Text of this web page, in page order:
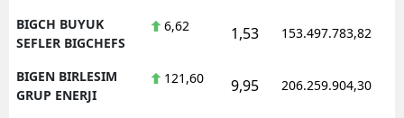
BIGCH BUYUK
SEFLER BIGCHEFS
6,62 1,53 153.497.783,82
BIGEN BIRLESIM
GRUP ENERJI
121,60 9,95 206.259.904,30